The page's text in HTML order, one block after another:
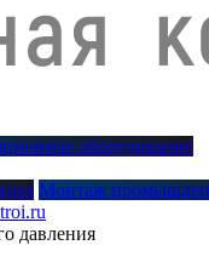
оборудование
Монтаж
давления